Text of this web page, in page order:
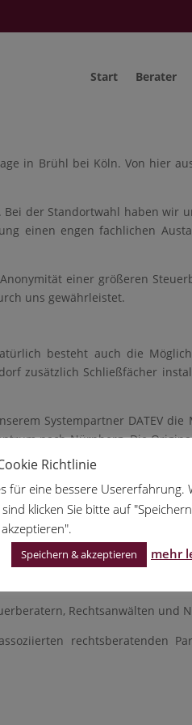
Start Berater
in Brühl bei Köln. Von hier
der Standortwahl haben wir
einen engen fachlichen
einer größeren
uns gewährleistet.
besteht auch die
zusätzlich Schließfächer
Systempartner DATEV
nach Nürnberg. Die
und -listen zu
Rechtsanwälten und
rechtsberatenden
Richtlinie
für eine bessere Usererfahrung.
klicken Sie bitte auf
akzeptieren".
Speichern & akzeptieren mehr